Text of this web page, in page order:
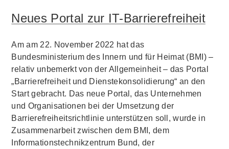
Neues Portal zur IT-Barrierefreiheit
Am am 22. November 2022 hat das
Bundesministerium des Innern und für Heimat (BMI) –
relativ unbemerkt von der Allgemeinheit – das Portal
„Barrierefreiheit und Dienstekonsolidierung“ an den
Start gebracht. Das neue Portal, das Unternehmen
und Organisationen bei der Umsetzung der
Barrierefreiheitsrichtlinie unterstützen soll, wurde in
Zusammenarbeit zwischen dem BMI, dem
Informationstechnikzentrum Bund, der